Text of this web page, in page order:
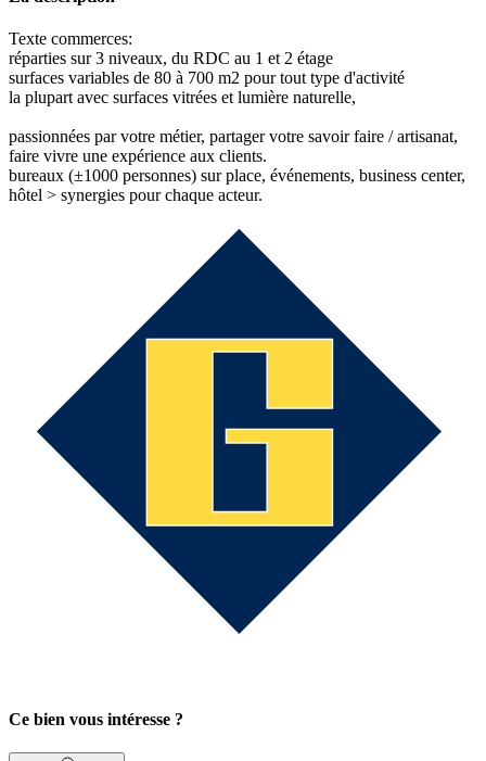
Texte commerces:
réparties sur 3 niveaux, du RDC au 1 et 2 étage
surfaces variables de 80 à 700 m2 pour tout type d'activité
la plupart avec surfaces vitrées et lumière naturelle,
passionnées par votre métier, partager votre savoir faire / artisanat,
faire vivre une expérience aux clients.
bureaux (±1000 personnes) sur place, événements, business center,
hôtel > synergies pour chaque acteur.
Ce bien vous intéresse ?